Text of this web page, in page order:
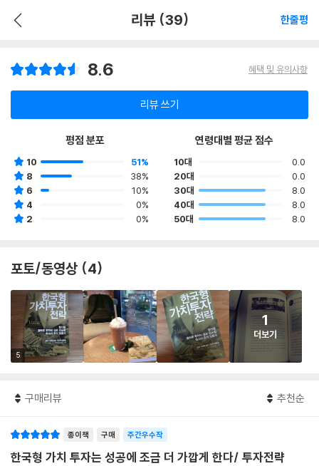
리뷰 (39) 한줄평
8.6 혜택 및 유의사항
리뷰 쓰기
평점 분포
10
51%
8
38%
6
10%
4
0%
2
0%
연령대별 평균 점수
10대
0.0
20대
0.0
30대
8.0
40대
8.0
50대
8.0
포토/동영상 (4)
5
1
더보기
구매리뷰 추천순
종이책 구매 주간우수작
한국형 가치 투자는 성공에 조금 더 가깝게 한다/ 투자전략